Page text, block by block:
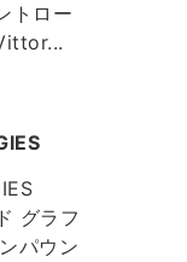
トロー
グラフ
パウン